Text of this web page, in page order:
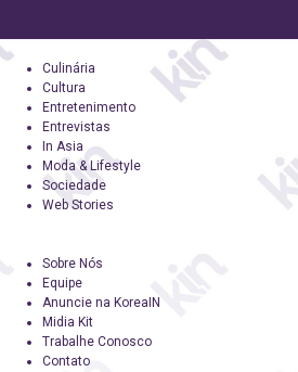
Culinária
Cultura
Entretenimento
Entrevistas
In Asia
Moda & Lifestyle
Sociedade
Web Stories
Sobre Nós
Equipe
Anuncie na KoreaIN
Midia Kit
Trabalhe Conosco
Contato